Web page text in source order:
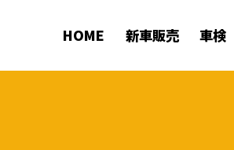
HOME 新車販売 車検